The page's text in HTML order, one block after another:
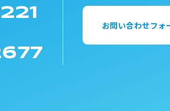
お問い合わせフォ